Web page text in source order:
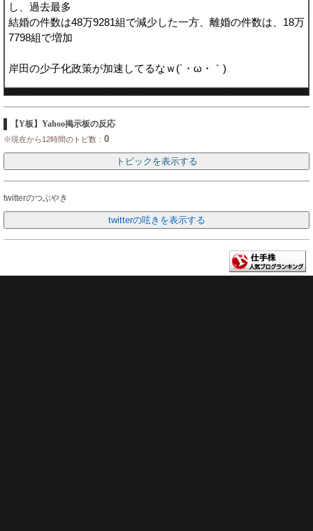
し、過去最多
結婚の件数は48万9281組で減少した一方、離婚の件数は、18万
7798組で増加
岸田の少子化政策が加速してるなｗ(´・ω・｀)
【Y板】Yahoo掲示板の反応
※現在から12時間のトピ数： 0
twitterのつぶやき